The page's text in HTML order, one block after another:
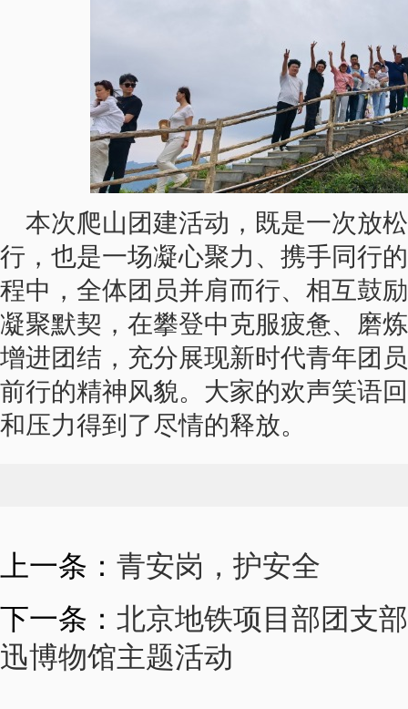
本次爬山团建活动，既是一次放
行，也是一场凝心聚力、携手同行
程中，全体团员并肩而行、相互鼓
凝聚默契，在攀登中克服疲惫、磨
增进团结，充分展现新时代青年团
前行的精神风貌。大家的欢声笑语
和压力得到了尽情的释放。
上一条： 青安岗，护安全
下一条： 北京地铁项目部团支
迅博物馆主题活动